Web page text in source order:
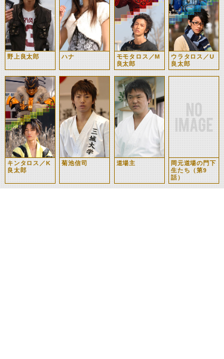
野上良太郎 ハナ
モモタロス／M
良太郎
ウラタロス／U
良太郎
キンタロス／K
良太郎
菊池信司 道場主
岡元道場の門下
生たち（第9
話）